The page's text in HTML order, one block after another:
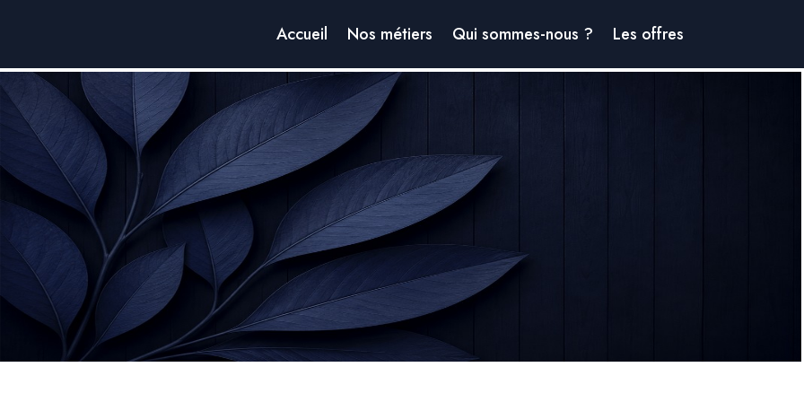
Accueil Nos métiers Qui sommes-nous ? Les offres